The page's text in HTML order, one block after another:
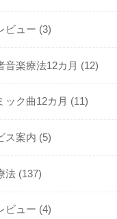
ビュー (3)
音楽療法12カ月 (12)
ック曲12カ月 (11)
ス案内 (5)
法 (137)
ビュー (4)